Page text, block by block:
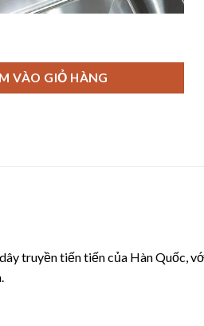
VÀO GIỎ HÀNG
truyền tiến tiến của Hàn Quốc,